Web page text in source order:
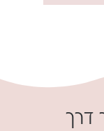
דרך